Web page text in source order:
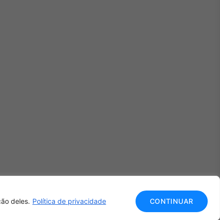
deles. Política de privacidade CONTINUAR